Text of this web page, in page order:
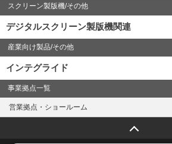
スクリーン製版機/その他
デジタルスクリーン製版機関連
産業向け製品/その他
インテグライド
事業拠点一覧
営業拠点・ショールーム
ページトップへ戻る